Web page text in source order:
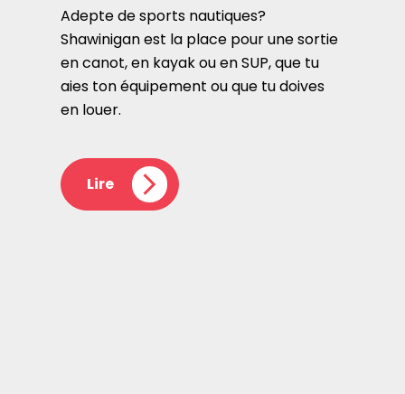
Adepte de sports nautiques?
Shawinigan est la place pour une sortie
en canot, en kayak ou en SUP, que tu
aies ton équipement ou que tu doives
en louer.
Lire